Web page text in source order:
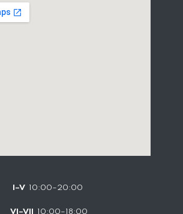
I–V 10:00–20:00
VI–VII 10:00–18:00